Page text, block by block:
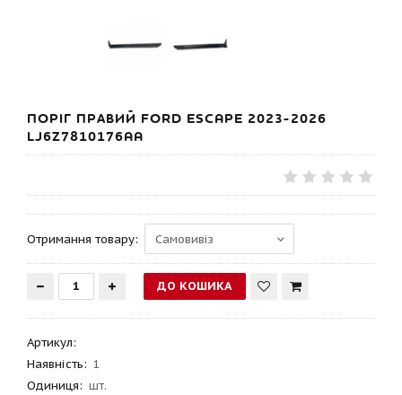
ПОРІГ ПРАВИЙ FORD ESCAPE 2023-2026
LJ6Z7810176AA
Отримання товару:
Артикул:
Наявність: 1
Одиниця: шт.